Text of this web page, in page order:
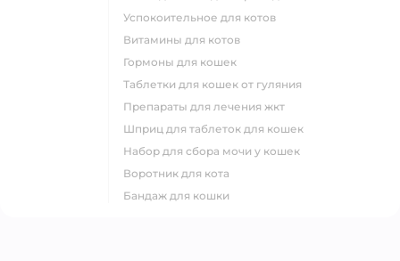
успокоительное для котов
витамины для котов
гормоны для кошек
таблетки для кошек от гуляния
препараты для лечения жкт
шприц для таблеток для кошек
набор для сбора мочи у кошек
воротник для кота
бандаж для кошки